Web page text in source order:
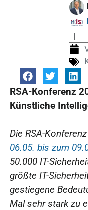
|
RSA-Konferenz
Künstliche
Die RSA-
06.05. bis zum
50.000 IT-
größte IT-
gestiegene
Mal sehr stark zu